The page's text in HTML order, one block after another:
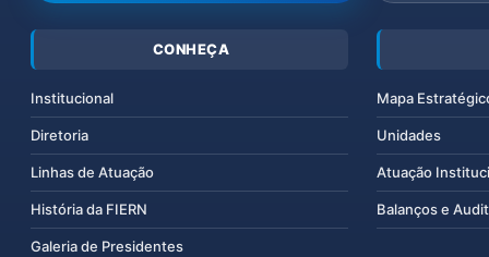
CONHEÇA
Institucional
Diretoria
Linhas de Atuação
História da FIERN
Galeria de Presidentes
Mapa
Unidades
Atuação
Balanços e